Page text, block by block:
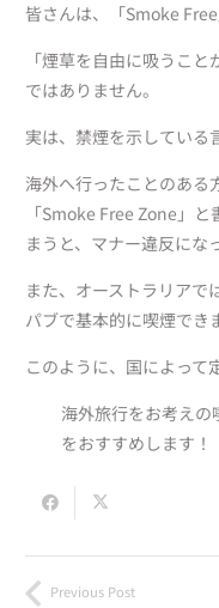
皆さんは、「Smoke
「煙草を自由に吸うこ
ではありません。
実は、禁煙を示している
海外へ行ったことのある
「Smoke Free Zone」
まうと、マナー違反にな
また、オーストラリアで
パブで基本的に喫煙でき
このように、国によって
海外旅行をお考えの
をおすすめします！
Previous Post